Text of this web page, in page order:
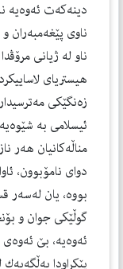
دینەكەت ئەوەیە
ناوی پێغەمبەران و
ناو لە ژیانی
هیستریای
زەنگێكی
ئیسلامی بە
مناڵەكانیان هەر
دوای نامۆبوون،
بووە، یان لەسەر
گوڵێكی جوان و
ئەوەیە، بێ
پێكراودا